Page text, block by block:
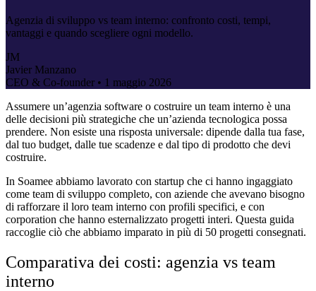
Agenzia di sviluppo vs team interno: confronto costi, tempi,
vantaggi e quando scegliere ogni modello.
JM
Javier Manzano
CEO & Co-founder • 1 maggio 2026
Assumere un’agenzia software o costruire un team interno è una
delle decisioni più strategiche che un’azienda tecnologica possa
prendere. Non esiste una risposta universale: dipende dalla tua fase,
dal tuo budget, dalle tue scadenze e dal tipo di prodotto che devi
costruire.
In Soamee abbiamo lavorato con startup che ci hanno ingaggiato
come team di sviluppo completo, con aziende che avevano bisogno
di rafforzare il loro team interno con profili specifici, e con
corporation che hanno esternalizzato progetti interi. Questa guida
raccoglie ciò che abbiamo imparato in più di 50 progetti consegnati.
Comparativa dei costi: agenzia vs team
interno